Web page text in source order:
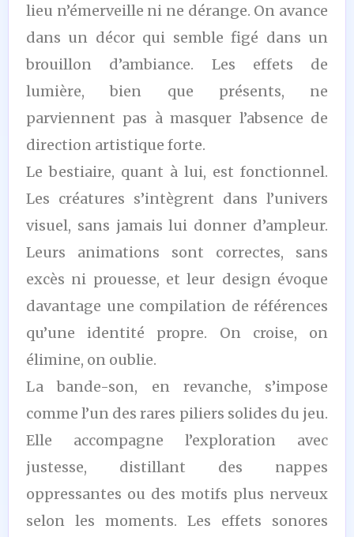
lieu n’émerveille ni ne dérange. On avance
dans un décor qui semble figé dans un
brouillon d’ambiance. Les effets de
lumière, bien que présents, ne
parviennent pas à masquer l’absence de
direction artistique forte.
Le bestiaire, quant à lui, est fonctionnel.
Les créatures s’intègrent dans l’univers
visuel, sans jamais lui donner d’ampleur.
Leurs animations sont correctes, sans
excès ni prouesse, et leur design évoque
davantage une compilation de références
qu’une identité propre. On croise, on
élimine, on oublie.
La bande-son, en revanche, s’impose
comme l’un des rares piliers solides du jeu.
Elle accompagne l’exploration avec
justesse, distillant des nappes
oppressantes ou des motifs plus nerveux
selon les moments. Les effets sonores